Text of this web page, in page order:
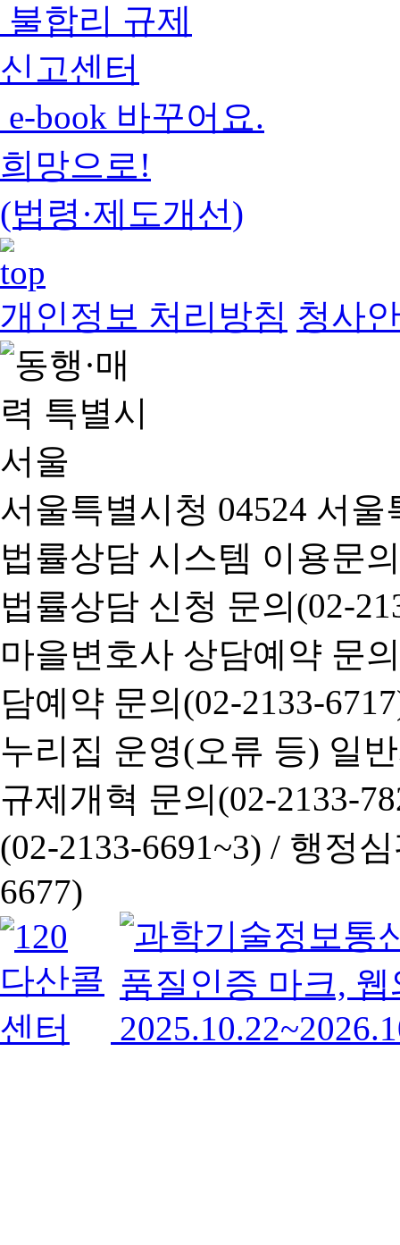
불합리 규제
신고센터
e-book 바꾸어요.
희망으로!
(법령·제도개선)
개인정보 처리방침 청사
서울특별시청 04524 서
법률상담 시스템 이용문
법률상담 신청 문의(02-
마을변호사 상담예약 문
담예약 문의(02-2133-
누리집 운영(오류 등) 일
규제개혁 문의(02-2133-
(02-2133-6691~3) / 행정심
6677)